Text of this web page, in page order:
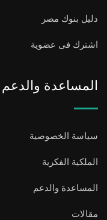
دليل بنوك مصر
اشترك فى عضوية
المساعدة والدعم
سياسة الخصوصية
الملكية الفكرية
المساعدة والدعم
مقالات